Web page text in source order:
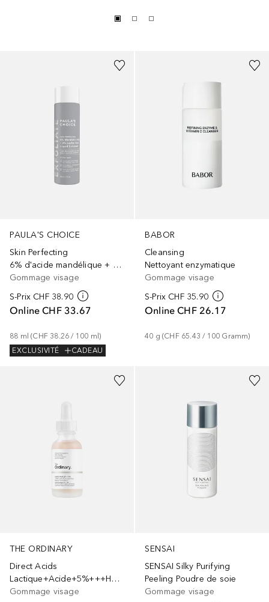
PAULA'S CHOICE
Skin Perfecting
6% d'acide mandélique + 2% d'acide lactique Exfoliant liquide
Gommage visage
S-Prix CHF 38.90
Online CHF 33.67
88 ml (CHF 38.26 / 100 ml)
EXCLUSIVITÉ
CADEAU
BABOR
Cleansing
Nettoyant enzymatique
Gommage visage
S-Prix CHF 35.90
Online CHF 26.17
40 g (CHF 65.43 / 100 Gramm)
THE ORDINARY
Direct Acids
Lactique+Acide+5%+++HA+2%
Gommage visage
SENSAI
SENSAI Silky Purifying
Peeling Poudre de soie
Gommage visage